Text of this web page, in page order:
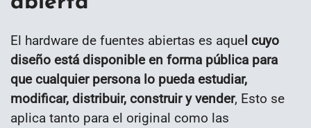
El hardware de fuentes abiertas es aquel cuyo
diseño está disponible en forma pública para
que cualquier persona lo pueda estudiar,
modificar, distribuir, construir y vender, Esto se
aplica tanto para el original como las